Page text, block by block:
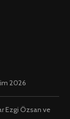
2026
Ezgi Özsan ve